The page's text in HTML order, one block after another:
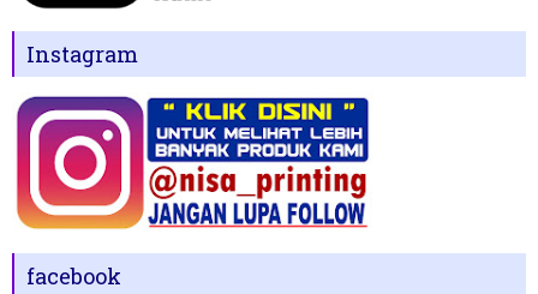
Instagram
facebook